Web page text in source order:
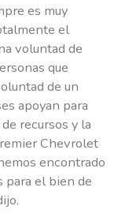
es muy
el
voluntad de
que
de un
apoyan para
recursos y la
Chevrolet
encontrado
para el bien de